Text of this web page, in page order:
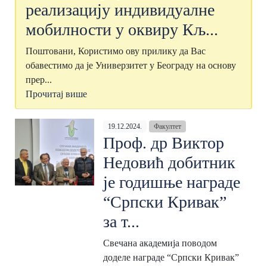
реализацију индивидуалне
мобилности у оквиру Кљ...
Поштовани, Користимо ову прилику да Вас
обавестимо да је Универзитет у Београду на основу
прер...
Прочитај више
19.12.2024. Факултет
Проф. др Виктор
Недовић добитник
је годишње награде
“Српски Кривак”
за т...
Свечана академија поводом
доделе награде “Српски Кривак”